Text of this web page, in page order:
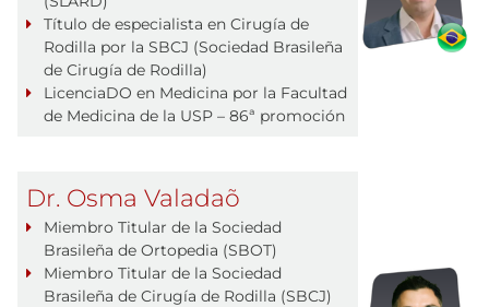
Título de especialista en Cirugía de
Rodilla por la SBCJ (Sociedad Brasileña
de Cirugía de Rodilla)
LicenciaDO en Medicina por la Facultad
de Medicina de la USP – 86ª promoción
Dr. Osma Valadaõ
Miembro Titular de la Sociedad
Brasileña de Ortopedia (SBOT)
Miembro Titular de la Sociedad
Brasileña de Cirugía de Rodilla (SBCJ)